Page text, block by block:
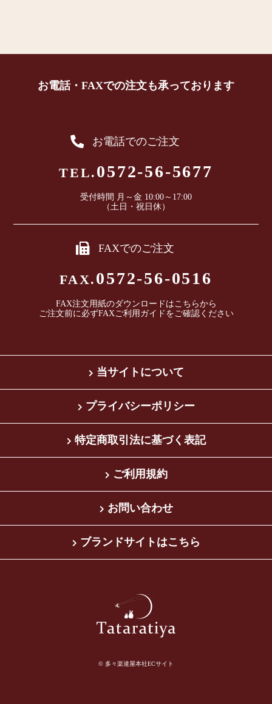
お電話・FAXでの注文も承っております
お電話でのご注文
TEL. 0572-56-5677
受付時間 月～金 10:00～17:00
（土日・祝日休）
FAXでのご注文
FAX. 0572-56-0516
FAX注文用紙のダウンロードは こちらから
ご注文前に必ずFAXご利用ガイドをご確認ください
当サイトについて
プライバシーポリシー
特定商取引法に基づく表記
ご利用規約
お問い合わせ
ブランドサイトはこちら
© 多々楽達屋本社ECサイト